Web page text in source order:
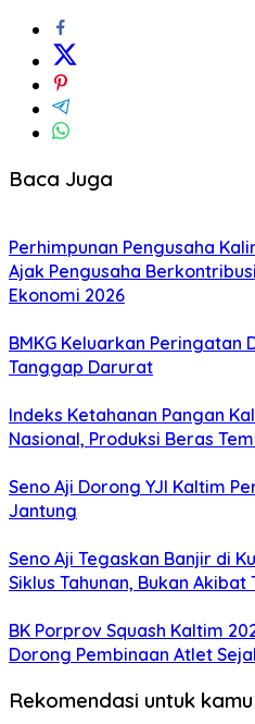
Baca Juga
Perhimpunan Pengusaha
Ajak Pengusaha
Ekonomi 2026
BMKG Keluarkan Peringatan
Tanggap Darurat
Indeks Ketahanan Pangan
Nasional, Produksi Beras
Seno Aji Dorong YJI Kaltim
Jantung
Seno Aji Tegaskan Banjir di
Siklus Tahunan, Bukan Akibat
BK Porprov Squash Kaltim
Dorong Pembinaan Atlet
Rekomendasi untuk kamu